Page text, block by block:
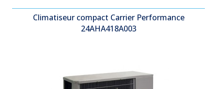
Climatiseur compact Carrier Performance
24AHA418A003